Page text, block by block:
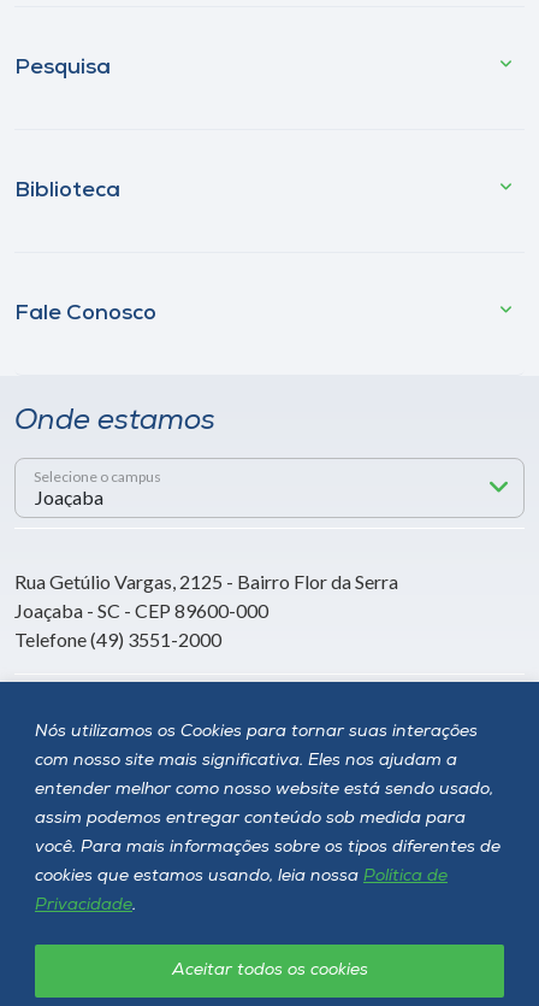
Nós utilizamos os Cookies para tornar suas interações
com nosso site mais significativa. Eles nos ajudam a
entender melhor como nosso website está sendo usado,
assim podemos entregar conteúdo sob medida para
você. Para mais informações sobre os tipos diferentes de
cookies que estamos usando, leia nossa Política de
Privacidade.
Aceitar todos os cookies
Pesquisa
Biblioteca
Fale Conosco
Onde estamos
Selecione o campus
Rua Getúlio Vargas, 2125 - Bairro Flor da Serra
Joaçaba - SC - CEP 89600-000
Telefone (49) 3551-2000
Siga a Unoesc
Política de privacidade LGPD